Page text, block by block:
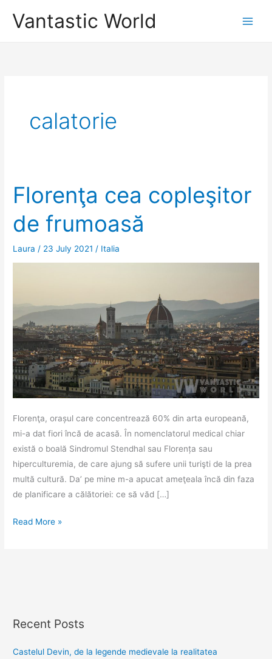
Vantastic World
calatorie
Florenţa cea copleşitor
de frumoasă
Laura / 23 July 2021 / Italia
Florenţa, orașul care concentrează 60% din arta europeană,
mi-a dat fiori încă de acasă. În nomenclatorul medical chiar
există o boală Sindromul Stendhal sau Florența sau
hiperculturemia, de care ajung să sufere unii turişti de la prea
multă cultură. Da’ pe mine m-a apucat ameţeala încă din faza
de planificare a călătoriei: ce să văd […]
Florenţa
Read More »
Recent Posts
Castelul Devin, de la legende medievale la realitatea